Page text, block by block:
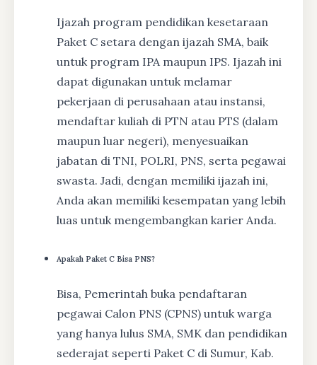
Ijazah program pendidikan kesetaraan
Paket C setara dengan ijazah SMA, baik
untuk program IPA maupun IPS. Ijazah ini
dapat digunakan untuk melamar
pekerjaan di perusahaan atau instansi,
mendaftar kuliah di PTN atau PTS (dalam
maupun luar negeri), menyesuaikan
jabatan di TNI, POLRI, PNS, serta pegawai
swasta. Jadi, dengan memiliki ijazah ini,
Anda akan memiliki kesempatan yang lebih
luas untuk mengembangkan karier Anda.
Apakah Paket C Bisa PNS?
Bisa, Pemerintah buka pendaftaran
pegawai Calon PNS (CPNS) untuk warga
yang hanya lulus SMA, SMK dan pendidikan
sederajat seperti Paket C di Sumur, Kab.